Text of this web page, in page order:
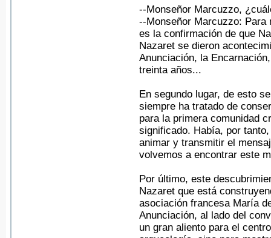
--Monseñor Marcuzzo,
--Monseñor Marcuzzo:
es la confirmación de que
Nazaret se dieron
Anunciación, la
treinta años...
En segundo lugar, de esto
siempre ha tratado de
para la primera comunidad
significado. Había, por
animar y transmitir el
volvemos a encontrar este
Por último, este
Nazaret que está
asociación francesa María
Anunciación, al lado del
un gran aliento para el